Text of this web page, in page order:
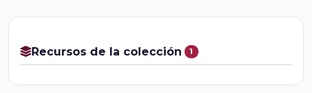
Recursos de la colección 1